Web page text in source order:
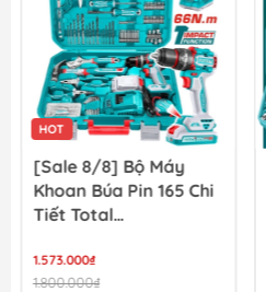
HOT
[Sale 8/8] Bộ Máy
Khoan Búa Pin 165 Chi
Tiết Total
1.573.000₫
1.800.000₫